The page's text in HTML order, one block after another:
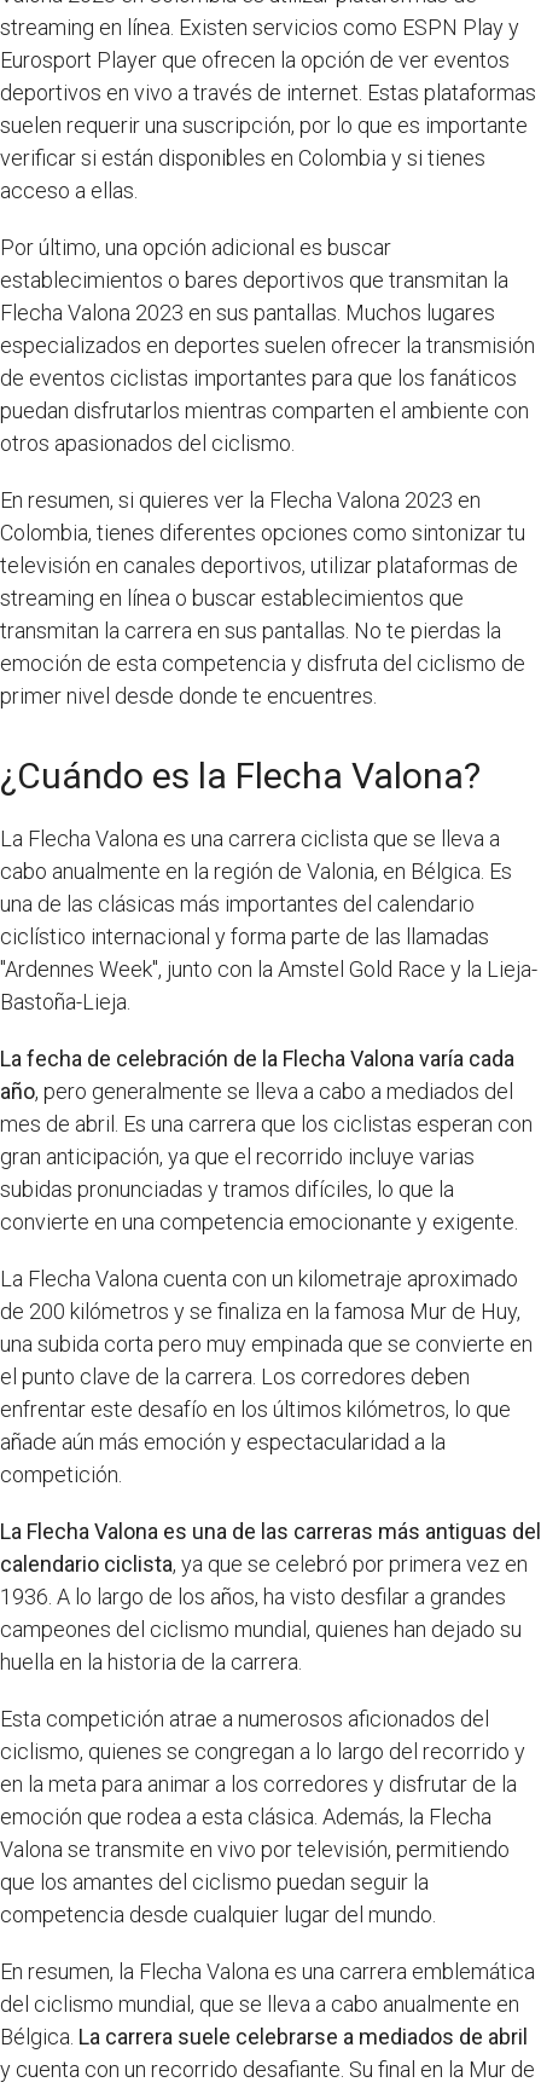
streaming en línea. Existen servicios como ESPN Play y
Eurosport Player que ofrecen la opción de ver eventos
deportivos en vivo a través de internet. Estas plataformas
suelen requerir una suscripción, por lo que es importante
verificar si están disponibles en Colombia y si tienes
acceso a ellas.
Por último, una opción adicional es buscar
establecimientos o bares deportivos que transmitan la
Flecha Valona 2023 en sus pantallas. Muchos lugares
especializados en deportes suelen ofrecer la transmisión
de eventos ciclistas importantes para que los fanáticos
puedan disfrutarlos mientras comparten el ambiente con
otros apasionados del ciclismo.
En resumen, si quieres ver la Flecha Valona 2023 en
Colombia, tienes diferentes opciones como sintonizar tu
televisión en canales deportivos, utilizar plataformas de
streaming en línea o buscar establecimientos que
transmitan la carrera en sus pantallas. No te pierdas la
emoción de esta competencia y disfruta del ciclismo de
primer nivel desde donde te encuentres.
¿Cuándo es la Flecha Valona?
La Flecha Valona es una carrera ciclista que se lleva a
cabo anualmente en la región de Valonia, en Bélgica. Es
una de las clásicas más importantes del calendario
ciclístico internacional y forma parte de las llamadas
"Ardennes Week", junto con la Amstel Gold Race y la Lieja-
Bastoña-Lieja.
La fecha de celebración de la Flecha Valona varía cada
año, pero generalmente se lleva a cabo a mediados del
mes de abril. Es una carrera que los ciclistas esperan con
gran anticipación, ya que el recorrido incluye varias
subidas pronunciadas y tramos difíciles, lo que la
convierte en una competencia emocionante y exigente.
La Flecha Valona cuenta con un kilometraje aproximado
de 200 kilómetros y se finaliza en la famosa Mur de Huy,
una subida corta pero muy empinada que se convierte en
el punto clave de la carrera. Los corredores deben
enfrentar este desafío en los últimos kilómetros, lo que
añade aún más emoción y espectacularidad a la
competición.
La Flecha Valona es una de las carreras más antiguas del
calendario ciclista, ya que se celebró por primera vez en
1936. A lo largo de los años, ha visto desfilar a grandes
campeones del ciclismo mundial, quienes han dejado su
huella en la historia de la carrera.
Esta competición atrae a numerosos aficionados del
ciclismo, quienes se congregan a lo largo del recorrido y
en la meta para animar a los corredores y disfrutar de la
emoción que rodea a esta clásica. Además, la Flecha
Valona se transmite en vivo por televisión, permitiendo
que los amantes del ciclismo puedan seguir la
competencia desde cualquier lugar del mundo.
En resumen, la Flecha Valona es una carrera emblemática
del ciclismo mundial, que se lleva a cabo anualmente en
Bélgica. La carrera suele celebrarse a mediados de abril
y cuenta con un recorrido desafiante. Su final en la Mur de